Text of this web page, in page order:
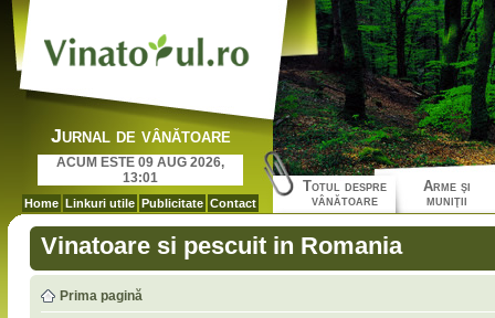
Jurnal de vânătoare
ACUM ESTE 09 AUG 2026,
13:01
Home Linkuri utile Publicitate Contact
Totul despre
vânătoare
Arme şi
muniţii
Vinatoare si pescuit in Romania
Prima pagină